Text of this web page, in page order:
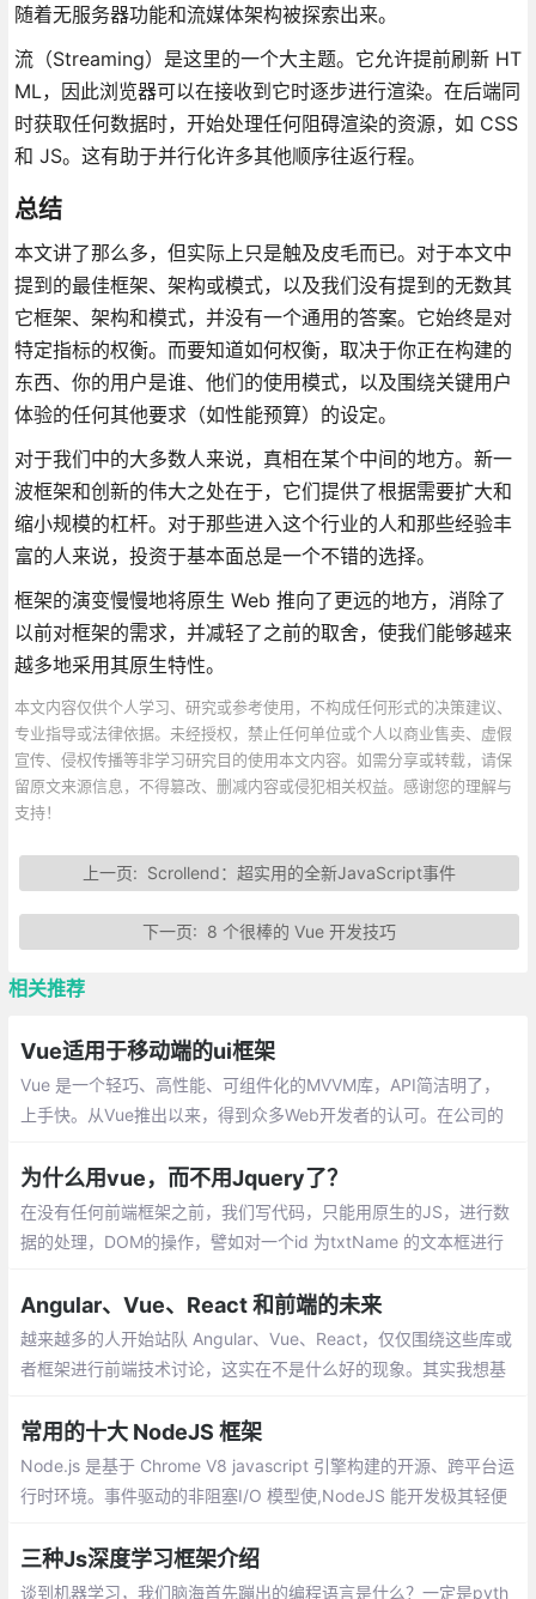
随着无服务器功能和流媒体架构被探索出来。
流（Streaming）是这里的一个大主题。它允许提前刷新 HT
ML，因此浏览器可以在接收到它时逐步进行渲染。在后端同
时获取任何数据时，开始处理任何阻碍渲染的资源，如 CSS
和 JS。这有助于并行化许多其他顺序往返行程。
总结
本文讲了那么多，但实际上只是触及皮毛而已。对于本文中
提到的最佳框架、架构或模式，以及我们没有提到的无数其
它框架、架构和模式，并没有一个通用的答案。它始终是对
特定指标的权衡。而要知道如何权衡，取决于你正在构建的
东西、你的用户是谁、他们的使用模式，以及围绕关键用户
体验的任何其他要求（如性能预算）的设定。
对于我们中的大多数人来说，真相在某个中间的地方。新一
波框架和创新的伟大之处在于，它们提供了根据需要扩大和
缩小规模的杠杆。对于那些进入这个行业的人和那些经验丰
富的人来说，投资于基本面总是一个不错的选择。
框架的演变慢慢地将原生 Web 推向了更远的地方，消除了
以前对框架的需求，并减轻了之前的取舍，使我们能够越来
越多地采用其原生特性。
本文内容仅供个人学习、研究或参考使用，不构成任何形式的决策建议、
专业指导或法律依据。未经授权，禁止任何单位或个人以商业售卖、虚假
宣传、侵权传播等非学习研究目的使用本文内容。如需分享或转载，请保
留原文来源信息，不得篡改、删减内容或侵犯相关权益。感谢您的理解与
支持！
上一页: Scrollend：超实用的全新JavaScript事件
下一页: 8 个很棒的 Vue 开发技巧
相关推荐
Vue适用于移动端的ui框架
Vue 是一个轻巧、高性能、可组件化的MVVM库，API简洁明了，
上手快。从Vue推出以来，得到众多Web开发者的认可。在公司的
并投入正式使用
为什么用vue，而不用Jquery了？
在没有任何前端框架之前，我们写代码，只能用原生的JS，进行数
据的处理，DOM的操作，譬如对一个id 为txtName 的文本框进行
就是金钱的年代，显然不是很好的方式。
Angular、Vue、React 和前端的未来
越来越多的人开始站队 Angular、Vue、React，仅仅围绕这些库或
者框架进行前端技术讨论，这实在不是什么好的现象。其实我想基
量，消除一些我个人认为的前端社区不太好的风气。
常用的十大 NodeJS 框架
Node.js 是基于 Chrome V8 javascript 引擎构建的开源、跨平台运
行时环境。事件驱动的非阻塞I/O 模型使,NodeJS 能开发极其轻便
三种Js深度学习框架介绍
谈到机器学习，我们脑海首先蹦出的编程语言是什么？一定是pyth